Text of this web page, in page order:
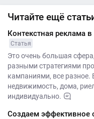
Читайте ещё
Контекстная реклама
Статья
Это очень большая
разными стратегиями
кампаниями, все
недвижимость, дома,
индивидуально.
Создаем эффективное